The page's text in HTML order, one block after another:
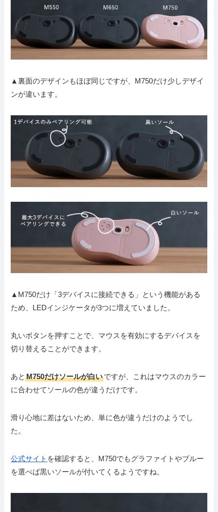
▲裏面のデザインもほぼ同じですが、M750だけ少しデザイ
ンが違います。
▲M750だけ「3デバイスに接続できる」という機能がある
ため、LEDインジケータが3つに増えていました。
丸いボタンを押すことで、マウスを有効にするデバイスを
切り替えることができます。
あとM750だけソールが白いですが、これはマウスのカラー
に合わせてソールの色が違うだけです。
滑り心地に差はないため、単に色が違うだけのようでし
た。
公式サイト を確認すると、M750でもグラファイトやブルー
を選べば黒いソールが付いてくるようですね。